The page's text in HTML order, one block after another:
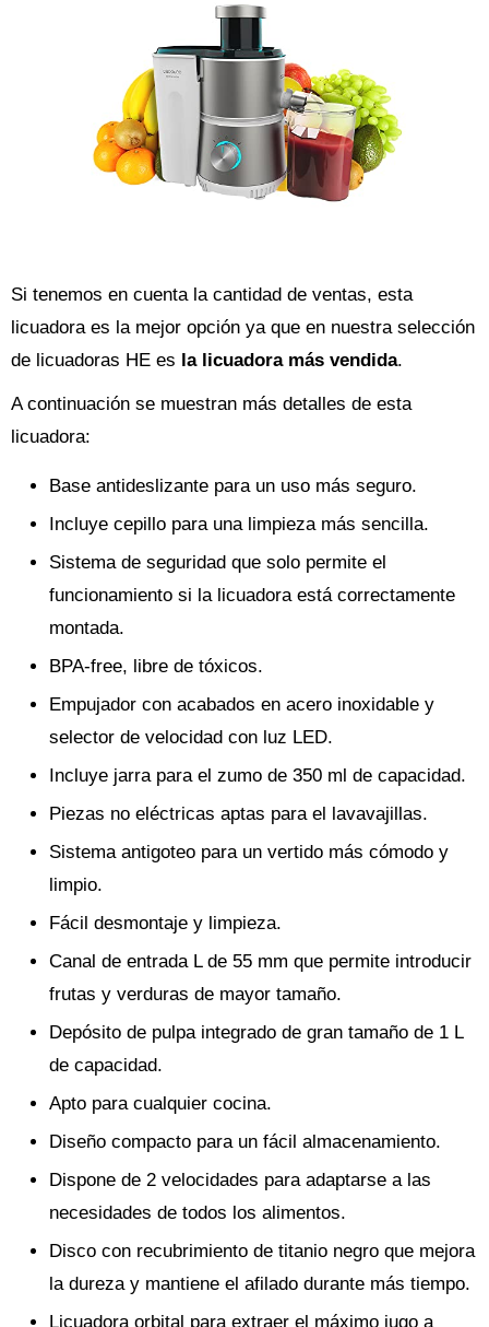
Si tenemos en cuenta la cantidad de ventas, esta
licuadora es la mejor opción ya que en nuestra selección
de licuadoras HE es la licuadora más vendida.
A continuación se muestran más detalles de esta
licuadora:
Base antideslizante para un uso más seguro.
Incluye cepillo para una limpieza más sencilla.
Sistema de seguridad que solo permite el
funcionamiento si la licuadora está correctamente
montada.
BPA-free, libre de tóxicos.
Empujador con acabados en acero inoxidable y
selector de velocidad con luz LED.
Incluye jarra para el zumo de 350 ml de capacidad.
Piezas no eléctricas aptas para el lavavajillas.
Sistema antigoteo para un vertido más cómodo y
limpio.
Fácil desmontaje y limpieza.
Canal de entrada L de 55 mm que permite introducir
frutas y verduras de mayor tamaño.
Depósito de pulpa integrado de gran tamaño de 1 L
de capacidad.
Apto para cualquier cocina.
Diseño compacto para un fácil almacenamiento.
Dispone de 2 velocidades para adaptarse a las
necesidades de todos los alimentos.
Disco con recubrimiento de titanio negro que mejora
la dureza y mantiene el afilado durante más tiempo.
Licuadora orbital para extraer el máximo jugo a